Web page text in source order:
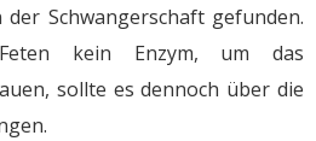
Schwangerschaft gefunden.
kein Enzym, um das
sollte es dennoch über die